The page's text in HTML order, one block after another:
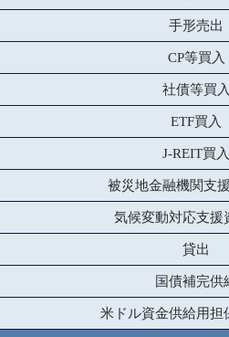
手形売出
CP等買入
社債等買入
ETF買入
J-REIT買入
被災地金融機関支
気候変動対応支援
貸出
国債補完供
米ドル資金供給用担